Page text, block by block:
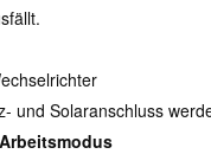
und Solaranschluss